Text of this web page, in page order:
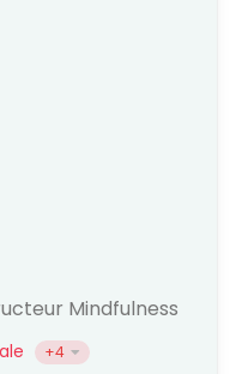
Mindfulness
+4